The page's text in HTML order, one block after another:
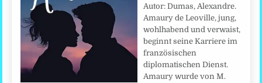
Autor: Dumas, Alexandre.
Amaury de Leoville, jung,
wohlhabend und verwaist,
beginnt seine Karriere im
französischen
diplomatischen Dienst.
Amaury wurde von M.